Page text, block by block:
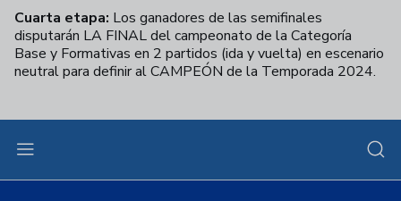
Cuarta etapa: Los ganadores de las semifinales
disputarán LA FINAL del campeonato de la Categoría
Base y Formativas en 2 partidos (ida y vuelta) en escenario
neutral para definir al CAMPEÓN de la Temporada 2024.